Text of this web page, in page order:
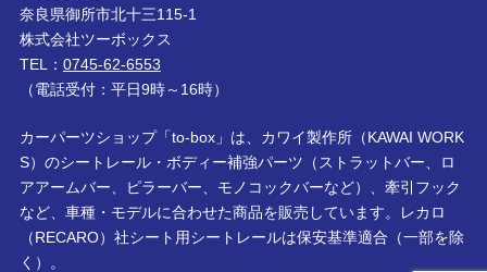
奈良県御所市北十三115-1
株式会社ツーボックス
TEL： 0745-62-6553
（電話受付：平日9時～16時）
カーパーツショップ「to-box」は、カワイ製作所（KAWAI WORK
S）のシートレール・ボディー補強パーツ（ストラットバー、ロ
アアームバー、ピラーバー、モノコックバーなど）、牽引フック
など、車種・モデルに合わせた商品を販売しています。レカロ
（RECARO）社シート用シートレールは保安基準適合（一部を除
く）。